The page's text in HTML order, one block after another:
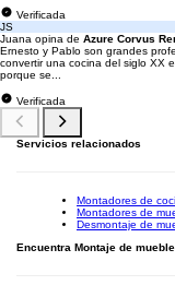
Verificada
JS
Juana opina de Azure Corvus
Ernesto y Pablo son grandes
convertir una cocina del siglo XX
porque se...
Verificada
Servicios relacionados
Montadores de
Montadores de
Desmontaje de
Encuentra Montaje de